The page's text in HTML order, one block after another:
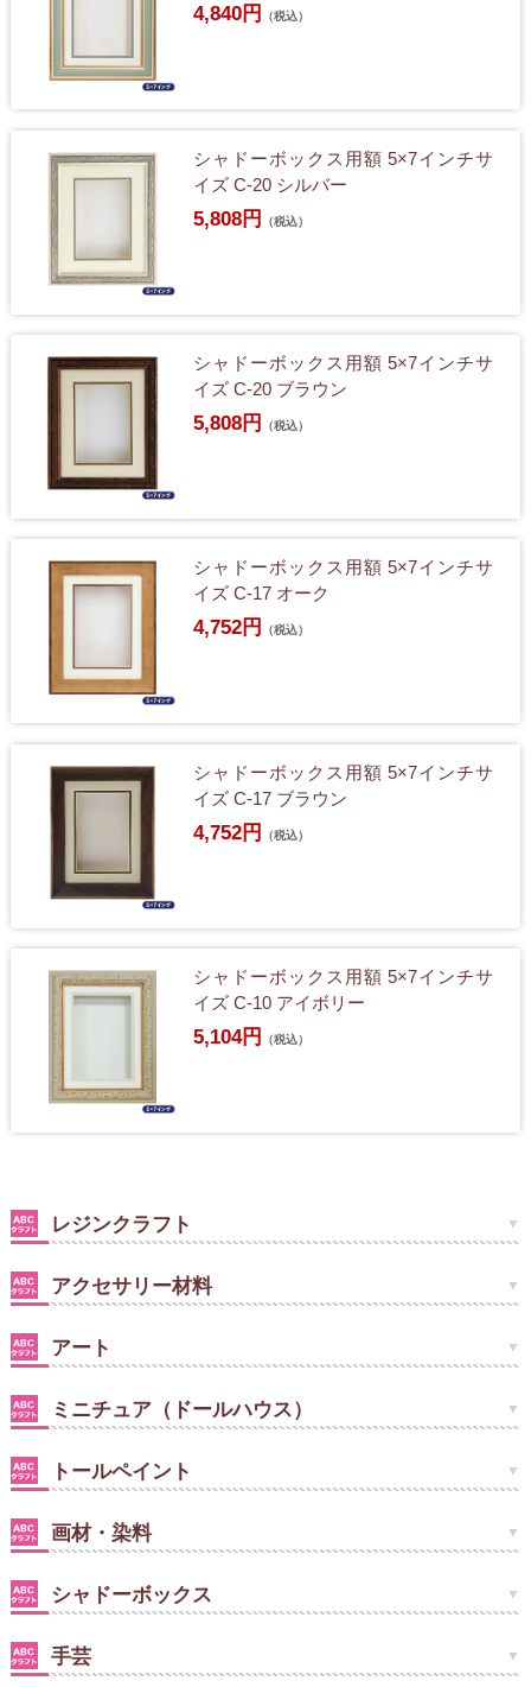
4,840円 （税込）
シャドーボックス用額 5×7インチサ
イズ C-20 シルバー
5,808円 （税込）
シャドーボックス用額 5×7インチサ
イズ C-20 ブラウン
5,808円 （税込）
シャドーボックス用額 5×7インチサ
イズ C-17 オーク
4,752円 （税込）
シャドーボックス用額 5×7インチサ
イズ C-17 ブラウン
4,752円 （税込）
シャドーボックス用額 5×7インチサ
イズ C-10 アイボリー
5,104円 （税込）
レジンクラフト
アクセサリー材料
アート
ミニチュア（ドールハウス）
トールペイント
画材・染料
シャドーボックス
手芸